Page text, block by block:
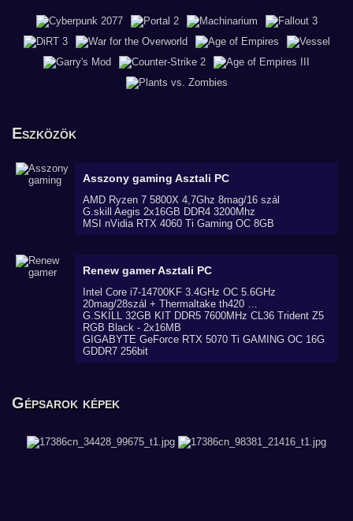
Eszközök
Asszony gaming Asztali PC
AMD Ryzen 7 5800X 4,7Ghz 8mag/16 szál
G.skill Aegis 2x16GB DDR4 3200Mhz
MSI nVidia RTX 4060 Ti Gaming OC 8GB
Renew gamerAsztali PC
Intel Core i7-14700KF 3.4GHz OC 5.6GHz
20mag/28szál + Thermaltake th420 …
G.SKILL 32GB KIT DDR5 7600MHz CL36 Trident Z5
RGB Black - 2x16MB
GIGABYTE GeForce RTX 5070 Ti GAMING OC 16G
GDDR7 256bit
Gépsarok képek